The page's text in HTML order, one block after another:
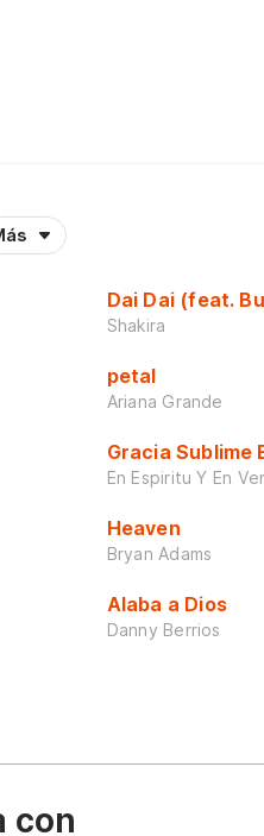
Dai Dai (feat.
Shakira
petal
Ariana Grande
Gracia Sublime
En Espiritu Y En
Heaven
Bryan Adams
Alaba a Dios
Danny Berrios
con